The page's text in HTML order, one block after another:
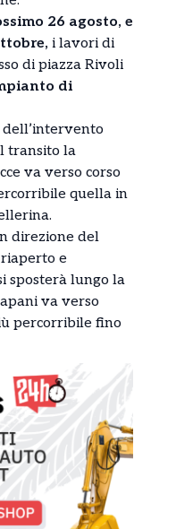
26 agosto, e
i lavori di
di piazza Rivoli
di
dell’intervento
transito la
va verso corso
quella in
direzione del
e
sposterà lungo la
va verso
percorribile fino